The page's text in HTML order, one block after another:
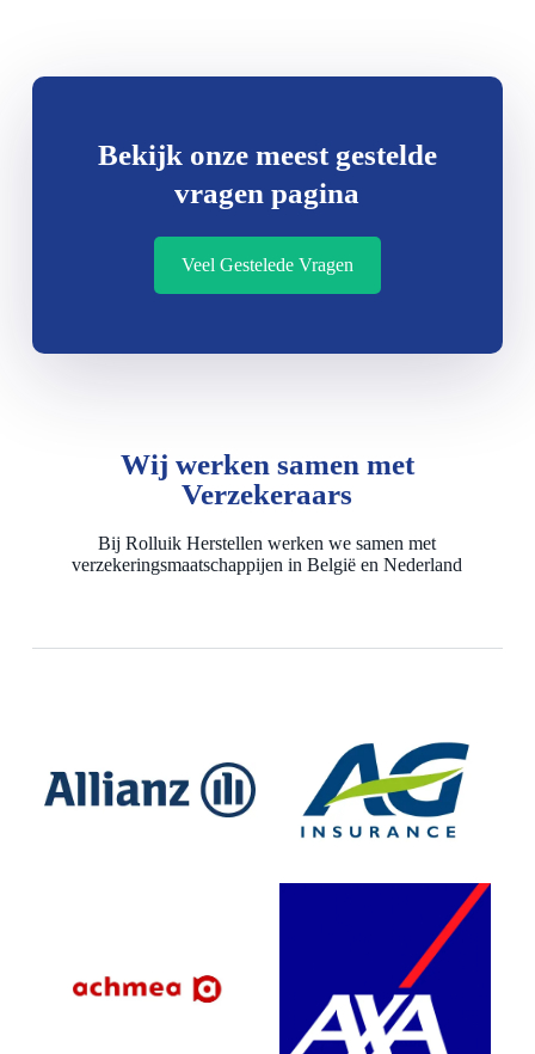
Bekijk onze meest gestelde
vragen pagina
Veel Gestelede Vragen
Wij werken samen met
Verzekeraars
Bij Rolluik Herstellen werken we samen met
verzekeringsmaatschappijen in België en Nederland